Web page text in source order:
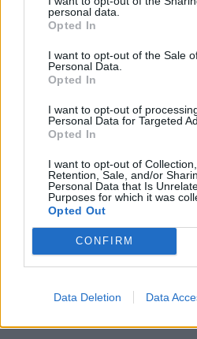
personal data.
Opted In
I want to opt-out of the Sale
Personal Data.
Opted In
I want to opt-out of
Personal Data for Targeted
Opted In
I want to opt-out of Collection,
Retention, Sale, and/or
Personal Data that Is
Purposes for which it was
Opted Out
CONFIRM
Data Deletion Data
bikinifelső nélkül napozó